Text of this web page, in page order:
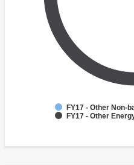
FY17 - Other Non-
FY17 - Other